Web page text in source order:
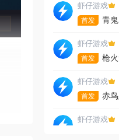
虾仔游戏
首发 青
虾仔游戏
首发 枪
虾仔游戏
首发 赤
虾仔游戏